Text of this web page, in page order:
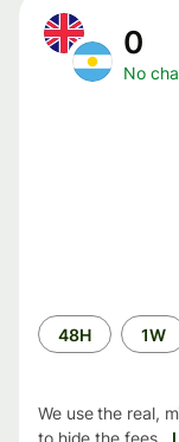
0
No
Time
period
48H 1W
We use the real,